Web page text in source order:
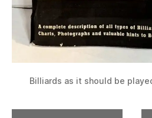
Billiards as it should be